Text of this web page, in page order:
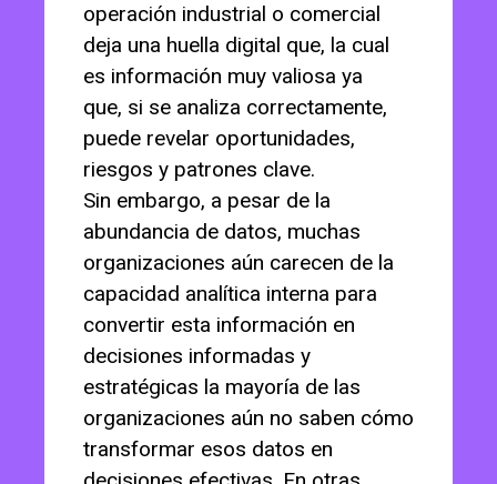
operación industrial o comercial
deja una huella digital que, la cual
es información muy valiosa ya
que, si se analiza correctamente,
puede revelar oportunidades,
riesgos y patrones clave.
Sin embargo, a pesar de la
abundancia de datos, muchas
organizaciones aún carecen de la
capacidad analítica interna para
convertir esta información en
decisiones informadas y
estratégicas la mayoría de las
organizaciones aún no saben cómo
transformar esos datos en